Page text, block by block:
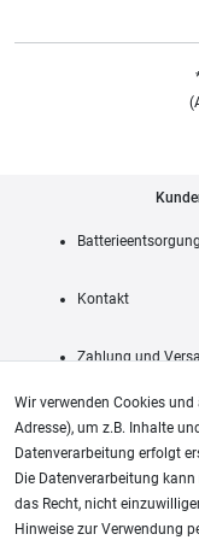
Batterieentsorgung
Kontakt
Zahlung und
Unsere weiteren Shops:
Wir verwenden Cookies
Adresse), um z.B. Inhalte
Datenverarbeitung erfolgt
Die Datenverarbeitung
das Recht, nicht
Hinweise zur Verwendung